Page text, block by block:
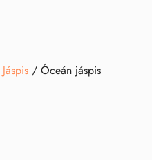
Jáspis/ Óceán jáspis